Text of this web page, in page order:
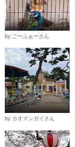
by ごーふぁーさん
by カオマンガイさん